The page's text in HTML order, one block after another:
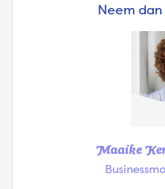
Neem
Maaike